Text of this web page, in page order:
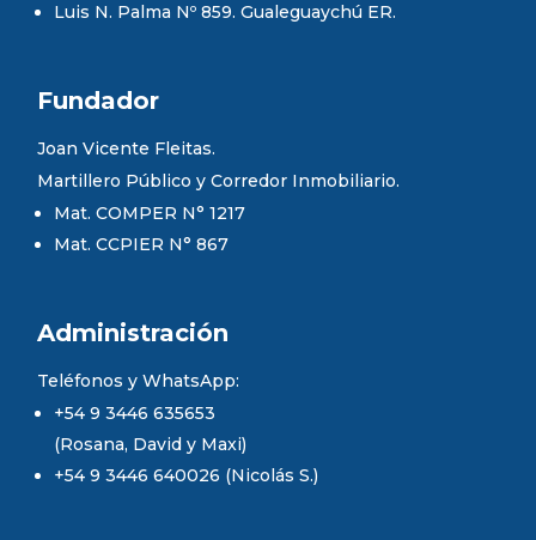
Luis N. Palma Nº 859. Gualeguaychú ER.
Fundador
Joan Vicente Fleitas.
Martillero Público y Corredor Inmobiliario.
Mat. COMPER N° 1217
Mat. CCPIER N° 867
Administración
Teléfonos y WhatsApp:
+54 9 3446 635653
(Rosana, David y Maxi)
+54 9 3446 640026 (Nicolás S.)